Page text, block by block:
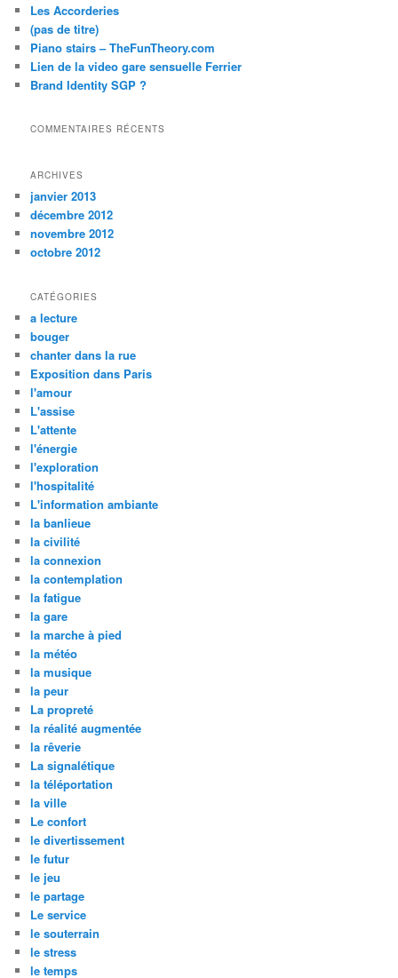
r
c
h
e
Les Accorderies
(pas de titre)
Piano stairs – TheFunTheory.com
Lien de la video gare sensuelle Ferrier
Brand Identity SGP ?
COMMENTAIRES RÉCENTS
ARCHIVES
janvier 2013
décembre 2012
novembre 2012
octobre 2012
CATÉGORIES
a lecture
bouger
chanter dans la rue
Exposition dans Paris
l'amour
L'assise
L'attente
l'énergie
l'exploration
l'hospitalité
L'information ambiante
la banlieue
la civilité
la connexion
la contemplation
la fatigue
la gare
la marche à pied
la météo
la musique
la peur
La propreté
la réalité augmentée
la rêverie
La signalétique
la téléportation
la ville
Le confort
le divertissement
le futur
le jeu
le partage
Le service
le souterrain
le stress
le temps